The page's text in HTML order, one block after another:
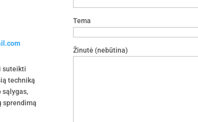
suteikti
techniką
sąlygas,
sprendimą
Tema
Žinutė (nebūtina)